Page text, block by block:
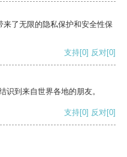
了无限的隐私保护和安全性保
支持[0] 反对[0]
识到来自世界各地的朋友。
支持[0] 反对[0]